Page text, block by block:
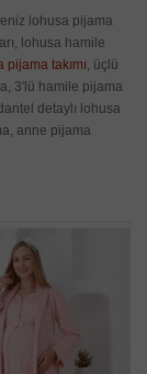
lohusa pijama
lohusa hamile
takımı, üçlü
3'lü hamile pijama
detaylı lohusa
anne pijama